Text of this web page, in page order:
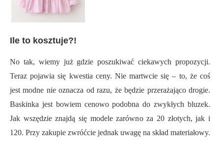
Ile to kosztuje?!
No tak, wiemy już gdzie poszukiwać ciekawych propozycji.
Teraz pojawia się kwestia ceny. Nie martwcie się – to, że coś
jest modne nie oznacza od razu, że będzie przerażająco drogie.
Baskinka jest bowiem cenowo podobna do zwykłych bluzek.
Jak wszędzie znajdą się modele zarówno za 20 złotych, jak i
120. Przy zakupie zwróćcie jednak uwagę na skład materiałowy.